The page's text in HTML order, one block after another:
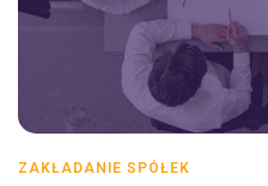
ZAKŁADANIE SPÓŁEK